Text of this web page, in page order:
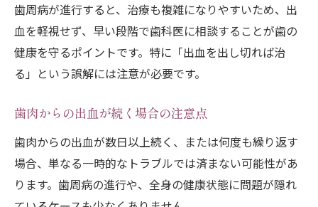
歯周病が進行すると、治療も複雑になりやすいため、出
血を軽視せず、早い段階で歯科医に相談することが歯の
健康を守るポイントです。特に「出血を出し切れば治
る」という誤解には注意が必要です。
歯肉からの出血が続く場合の注意点
歯肉からの出血が数日以上続く、または何度も繰り返す
場合、単なる一時的なトラブルでは済まない可能性があ
ります。歯周病の進行や、全身の健康状態に問題が隠れ